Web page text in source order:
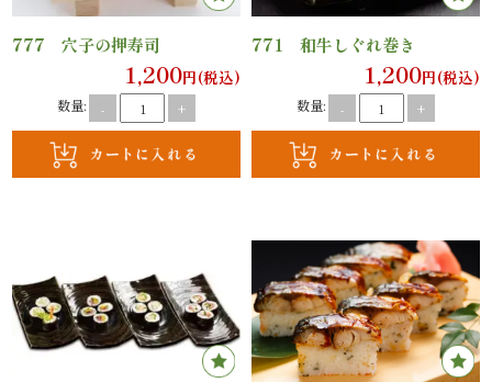
牛・
肉
メ
イ
海
鮮
777 穴子の押寿司
1,200円(税込)
数量: - +
771 和牛しぐれ巻き
1,200円(税込)
数量: - +